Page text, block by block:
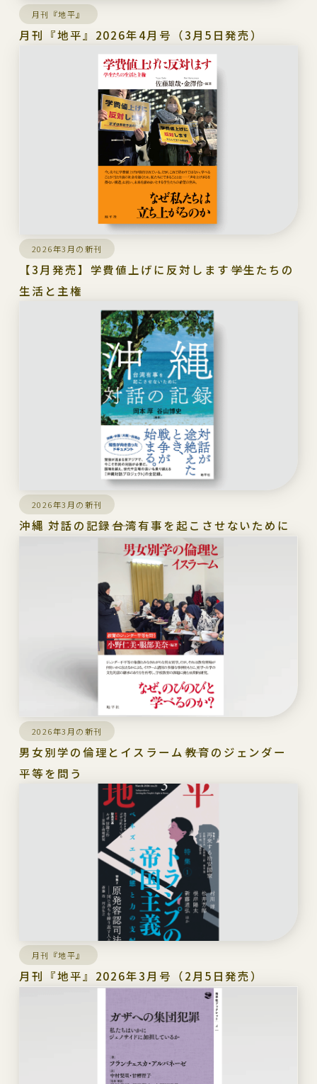
月刊『地平』
月刊『地平』2026年4月号（3月5日発売）
2026年3月の新刊
【3月発売】学費値上げに反対します――学生たちの
生活と主権
2026年3月の新刊
沖縄 対話の記録――台湾有事を起こさせないために
2026年3月の新刊
男女別学の倫理とイスラーム――教育のジェンダー
平等を問う
月刊『地平』
月刊『地平』2026年3月号（2月5日発売）